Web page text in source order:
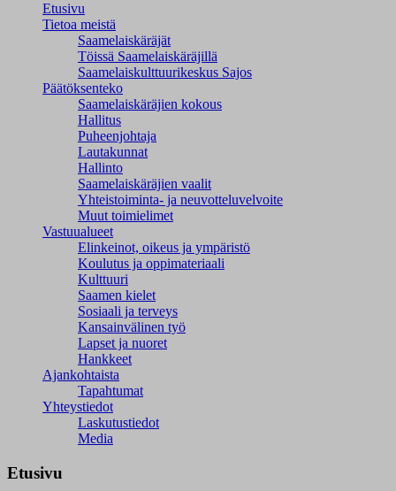
Etusivu
Tietoa meistä
Saamelaiskäräjät
Töissä Saamelaiskäräjillä
Saamelaiskulttuuri­keskus Sajos
Päätöksenteko
Saamelaiskäräjien kokous
Hallitus
Puheenjohtaja
Lautakunnat
Hallinto
Saamelaiskäräjien vaalit
Yhteistoiminta- ja neuvotteluvelvoite
Muut toimielimet
Vastuualueet
Elinkeinot, oikeus ja ympäristö
Koulutus ja oppimateriaali
Kulttuuri
Saamen kielet
Sosiaali ja terveys
Kansainvälinen työ
Lapset ja nuoret
Hankkeet
Ajankohtaista
Tapahtumat
Yhteystiedot
Laskutustiedot
Media
Etusivu